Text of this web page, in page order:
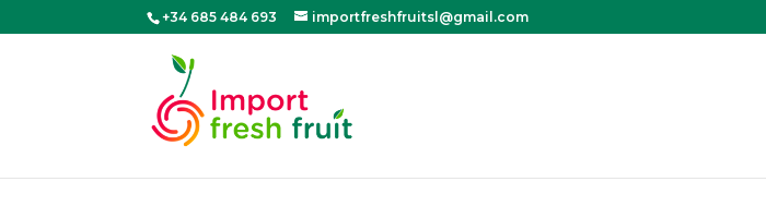
+34 685 484 693 importfreshfruitsl@gmail.com